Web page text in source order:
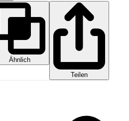
Ähnlich
Teilen